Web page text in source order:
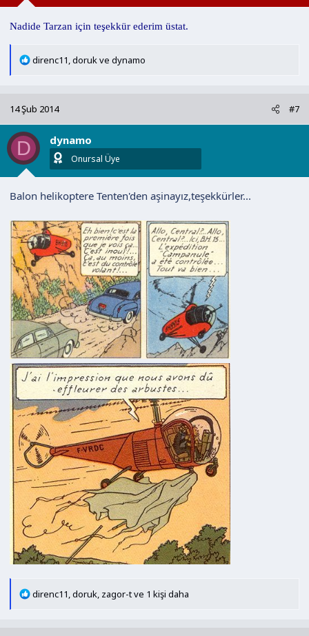
Nadide Tarzan için teşekkür ederim üstat.
T
i
l
e
r
direnc11,dorukve dynamo
14 Şub 2014 #7
D dynamo
Onursal Üye
Balon helikoptere Tenten'den aşinayız,teşekkürler...
T
direnc11,doruk, zagor-tve 1 kişi daha